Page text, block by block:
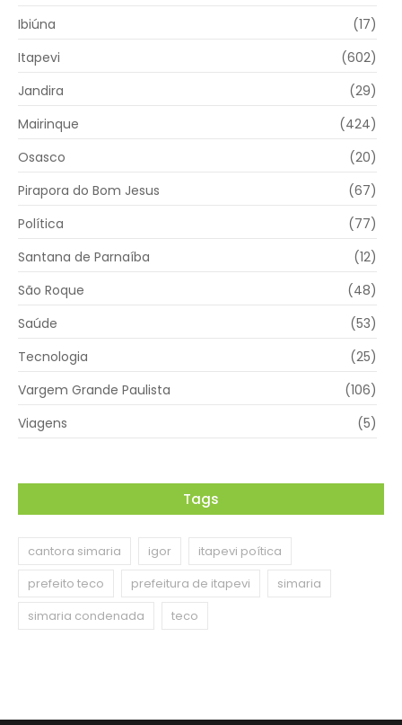
Ibiúna
(17)
Itapevi
(602)
Jandira
(29)
Mairinque
(424)
Osasco
(20)
Pirapora do Bom Jesus
(67)
Política
(77)
Santana de Parnaíba
(12)
São Roque
(48)
Saúde
(53)
Tecnologia
(25)
Vargem Grande Paulista
(106)
Viagens
(5)
Tags
cantora simaria igor
itapevi poítica
prefeito teco
prefeitura de itapevi
simaria
simaria condenada
teco